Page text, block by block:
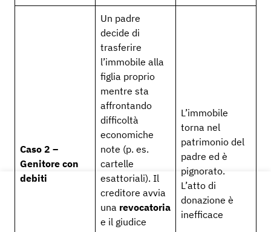
Caso 2 –
Genitore con
debiti
Un padre
decide di
trasferire
l’immobile alla
figlia proprio
mentre sta
affrontando
difficoltà
economiche
note (p. es.
cartelle
esattoriali). Il
creditore avvia
una revocatoria
e il giudice
L’immobile
torna nel
patrimonio del
padre ed è
pignorato.
L’atto di
donazione è
inefficace